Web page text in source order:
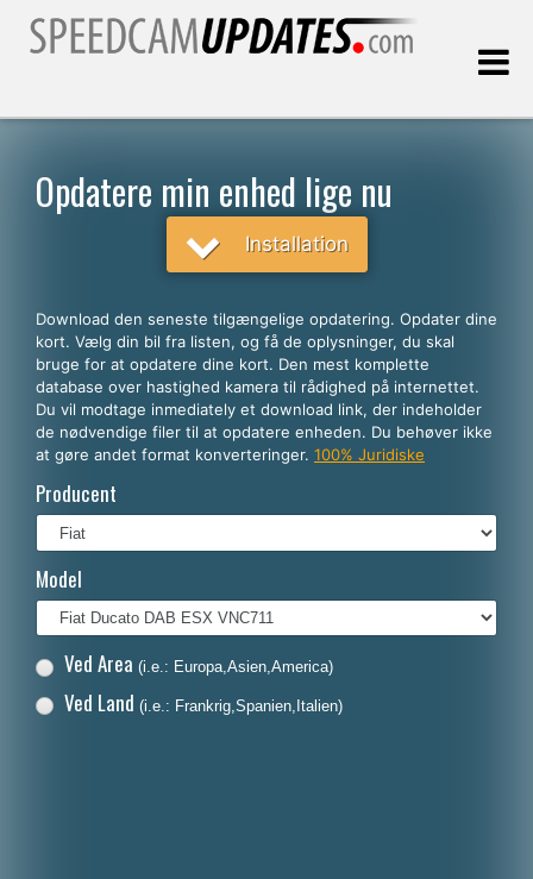
Dansk
English
Español
Deutsch
Italiano
Nederlands
Opdatere min enhed lige nu
Installation
Download den seneste tilgængelige opdatering. Opdater dine
kort. Vælg din bil fra listen, og få de oplysninger, du skal
bruge for at opdatere dine kort. Den mest komplette
database over hastighed kamera til rådighed på internettet.
Du vil modtage inmediately et download link, der indeholder
de nødvendige filer til at opdatere enheden. Du behøver ikke
at gøre andet format konverteringer. 100% Juridiske
Producent
Model
Ved Area (i.e.: Europa,Asien,America)
Ved Land (i.e.: Frankrig,Spanien,Italien)